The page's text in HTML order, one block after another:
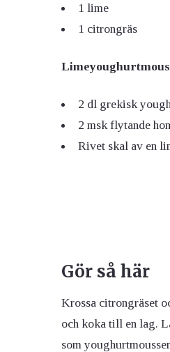
1 lime
1 citrongräs
2 dl grekisk
2 msk flytande
Rivet skal av en
Gör så här
Krossa citrongräset
och koka till en lag.
som